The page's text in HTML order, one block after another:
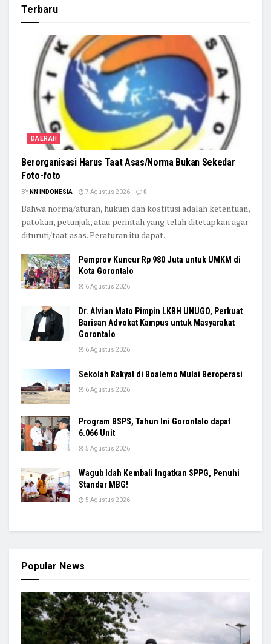
Terbaru
DAERAH
Berorganisasi Harus Taat Asas/Norma Bukan Sekedar
Foto-foto
BY NN INDONESIA 7 Agustus 2026 0
Bahwa norma/aturan, hukum dan kostitusi adalah ketentuan,
patokan, petunjuk, atau perintah yang telah ditetapkan agar
dituruti/taat asas. Peraturan itu dapat...
Pemprov Kuncur Rp 980 Juta untuk UMKM di
Kota Gorontalo
6 Agustus 2026
Dr. Alvian Mato Pimpin LKBH UNUGO, Perkuat
Barisan Advokat Kampus untuk Masyarakat
Gorontalo
6 Agustus 2026
Sekolah Rakyat di Boalemo Mulai Beroperasi
6 Agustus 2026
Program BSPS, Tahun Ini Gorontalo dapat
6.066 Unit
5 Agustus 2026
Wagub Idah Kembali Ingatkan SPPG, Penuhi
Standar MBG!
5 Agustus 2026
Popular News